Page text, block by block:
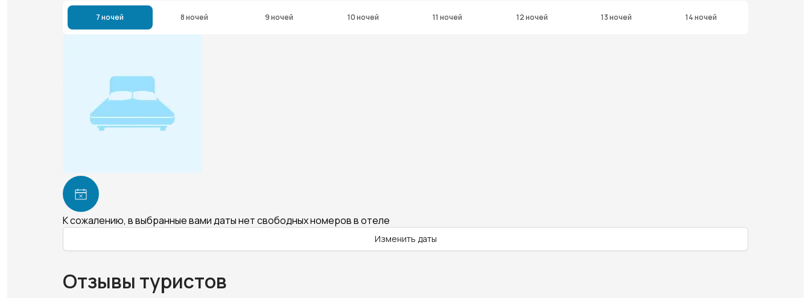
7 ночей 8 ночей 9 ночей 10 ночей 11 ночей 12 ночей 13 ночей 14 ночей
К сожалению, в выбранные вами даты нет свободных номеров в отеле
Изменить даты
Отзывы туристов